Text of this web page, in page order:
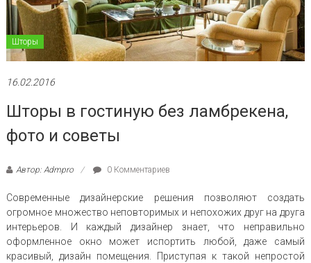
Шторы
16.02.2016
Шторы в гостиную без ламбрекена,
фото и советы
Автор: Admpro 0 Комментариев
Современные дизайнерские решения позволяют создать
огромное множество неповторимых и непохожих друг на друга
интерьеров. И каждый дизайнер знает, что неправильно
оформленное окно может испортить любой, даже самый
красивый, дизайн помещения. Приступая к такой непростой